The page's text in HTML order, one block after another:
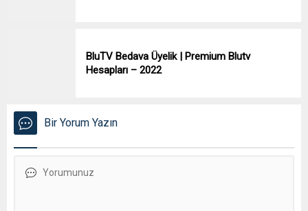
BluTV Bedava Üyelik | Premium Blutv
Hesapları – 2022
Bir Yorum Yazın